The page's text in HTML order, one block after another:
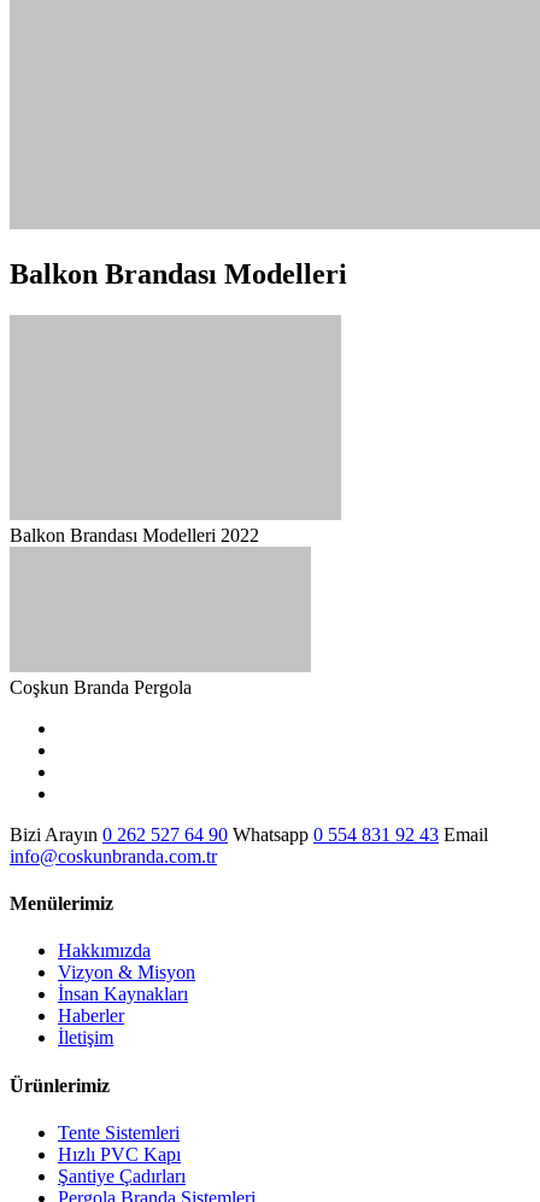
Balkon Brandası Modelleri
Balkon Brandası Modelleri 2022
Coşkun Branda Pergola
Bizi Arayın 0 262 527 64 90 Whatsapp 0 554 831 92 43 Email
info@coskunbranda.com.tr
Menülerimiz
Hakkımızda
Vizyon & Misyon
İnsan Kaynakları
Haberler
İletişim
Ürünlerimiz
Tente Sistemleri
Hızlı PVC Kapı
Şantiye Çadırları
Pergola Branda Sistemleri